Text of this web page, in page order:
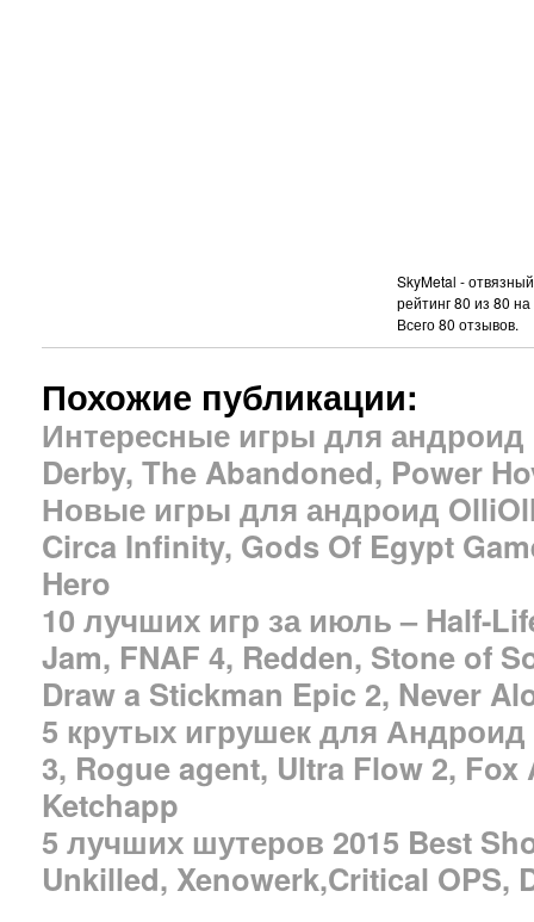
SkyMetal -
рейтинг80 из 80 на
Всего80 отзывов.
Похожие публикации:
Интересные игры для андроид
Derby, The Abandoned, Power
Новые игры для андроид
Circa Infinity, Gods Of Egypt
Hero
10 лучших игр за июль – Half-
Jam, FNAF 4, Redden, Stone of
Draw a Stickman Epic 2, Never
5 крутых игрушек для Андроид
3, Rogue agent, Ultra Flow 2,
Ketchapp
5 лучших шутеров 2015 Best
Unkilled, Xenowerk,Critical OPS,